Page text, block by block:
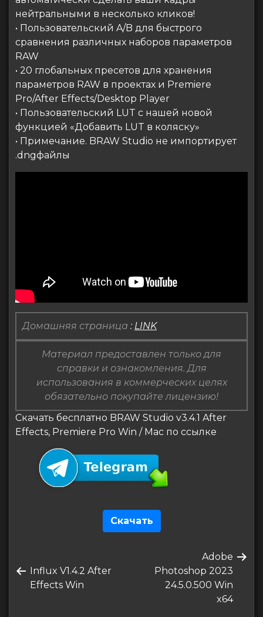
нейтральными в несколько кликов!
• Пользовательский A/B для быстрого
сравнения различных наборов параметров
RAW
• 20 глобальных пресетов для хранения
параметров RAW в проектах и ​​Premiere
Pro/After Effects/Desktop Player
• Пользовательский LUT с нашей новой
функцией «Добавить LUT в коляску»
• Примечание. BRAW Studio не импортирует
.dngфайлы
Домашняя страница : LINK
Материал предоставлен только для
справки и ознакомления. Для
использования в коммерческих целях
обязательно покупайте лицензию!
Скачать бесплатно BRAW Studio v3.4.1 After
Effects, Premiere Pro Win / Mac по ссылке
Скачать
по
записям
Предыдущая
запись
Influx V1.4.2 After
Effects Win
Следующая
запись
Adobe
Photoshop 2023
24.5.0.500 Win
x64